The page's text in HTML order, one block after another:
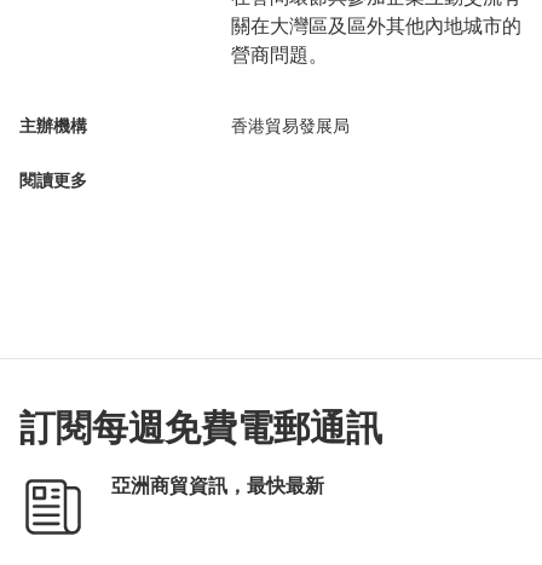
關在大灣區及區外其他內地城市的
營商問題。
主辦機構 香港貿易發展局
閱讀更多
訂閱每週免費電郵通訊
亞洲商貿資訊，最快最新